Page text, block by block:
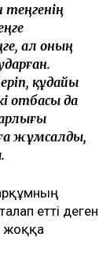
теңгенің
ал оның
құдайы
отбасы да
жұмсалды,
етті деген
жоққа